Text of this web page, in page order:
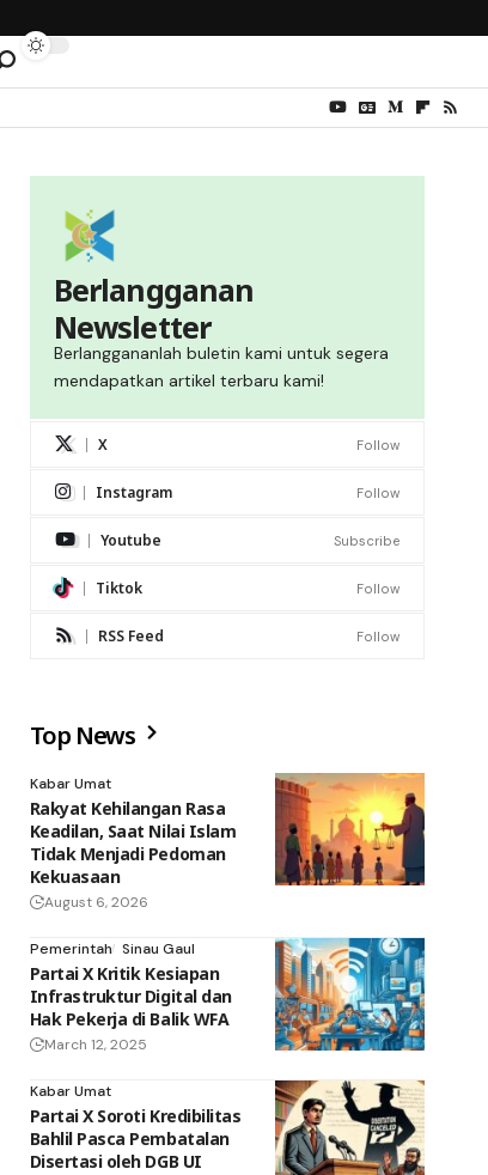
Berlangganan
Newsletter
Berlanggananlah buletin kami untuk segera
mendapatkan artikel terbaru kami!
X Follow
Instagram Follow
Youtube Subscribe
Tiktok Follow
RSS Feed Follow
Top News
Kabar Umat
Rakyat Kehilangan Rasa
Keadilan, Saat Nilai Islam
Tidak Menjadi Pedoman
Kekuasaan
August 6, 2026
Pemerintah Sinau Gaul
Partai X Kritik Kesiapan
Infrastruktur Digital dan
Hak Pekerja di Balik WFA
March 12, 2025
Kabar Umat
Partai X Soroti Kredibilitas
Bahlil Pasca Pembatalan
Disertasi oleh DGB UI